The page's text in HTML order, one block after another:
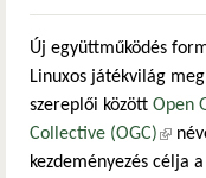
Új együttműködés
Linuxos játékvilág
szereplői között Open
Collective (OGC)(külső
kezdeményezés célja a